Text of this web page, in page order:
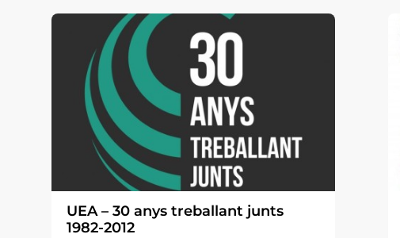
UEA – 30 anys treballant junts
1982-2012